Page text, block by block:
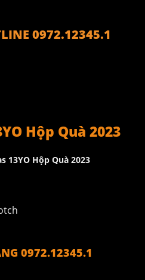
0972.12345.1
Hộp Quà 2023
13YO Hộp Quà 2023
0972.12345.1